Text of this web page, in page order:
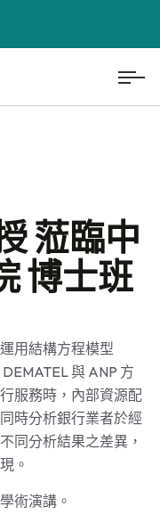
蒞臨中
博士班
用結構方程模型
與 ANP 方
服務時，內部資源配
時分析銀行業者於經
同分析結果之差異，
。
術演講。